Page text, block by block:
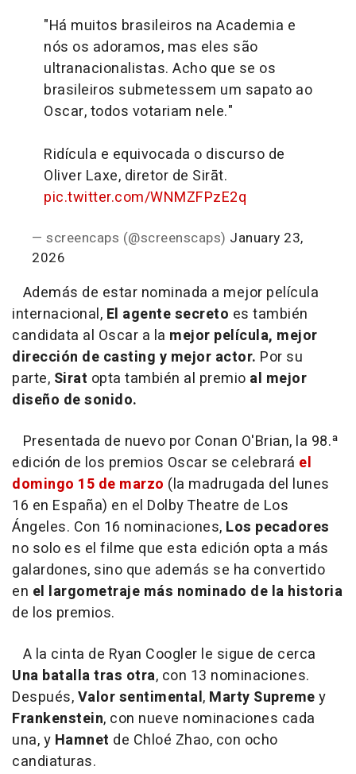
"Há muitos brasileiros na Academia e
nós os adoramos, mas eles são
ultranacionalistas. Acho que se os
brasileiros submetessem um sapato ao
Oscar, todos votariam nele."
Ridícula e equivocada o discurso de
Oliver Laxe, diretor de Sirāt.
pic.twitter.com/WNMZFPzE2q
— screencaps (@screenscaps) January 23,
2026
Además de estar nominada a mejor película
internacional, El agente secreto es también
candidata al Oscar a la mejor película, mejor
dirección de casting y mejor actor. Por su
parte, Sirat opta también al premio al mejor
diseño de sonido.
Presentada de nuevo por Conan O'Brian, la 98.ª
edición de los premios Oscar se celebrará el
domingo 15 de marzo (la madrugada del lunes
16 en España) en el Dolby Theatre de Los
Ángeles. Con 16 nominaciones, Los pecadores
no solo es el filme que esta edición opta a más
galardones, sino que además se ha convertido
en el largometraje más nominado de la historia
de los premios.
A la cinta de Ryan Coogler le sigue de cerca
Una batalla tras otra, con 13 nominaciones.
Después,Valor sentimental, Marty Supremey
Frankenstein, con nueve nominaciones cada
una, y Hamnet de Chloé Zhao, con ocho
candiaturas.